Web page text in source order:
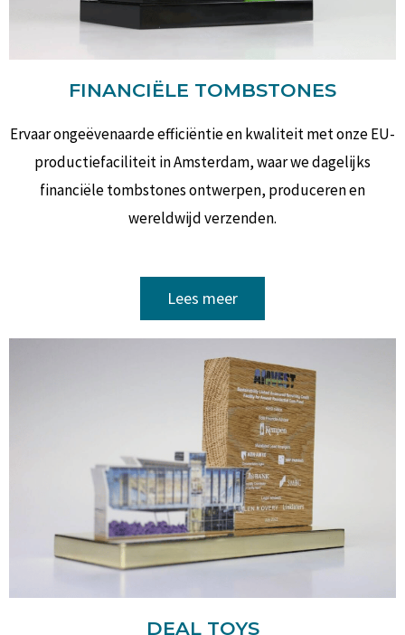
FINANCIËLE TOMBSTONES
Ervaar ongeëvenaarde efficiëntie en kwaliteit met onze EU-
productiefaciliteit in Amsterdam, waar we dagelijks
financiële tombstones ontwerpen, produceren en
wereldwijd verzenden.
Lees meer
DEAL TOYS